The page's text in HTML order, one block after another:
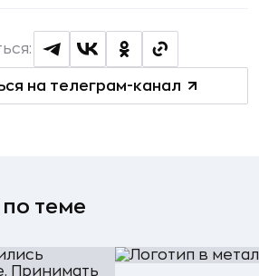
на телеграм-канал
теме